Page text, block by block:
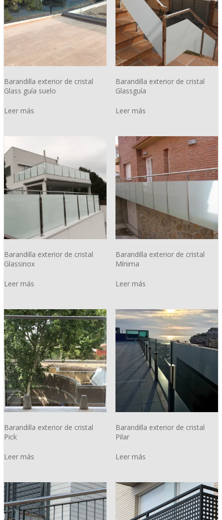
Barandilla exterior de cristal
Glass guía suelo
Leer más
Barandilla exterior de cristal
Glassguía
Leer más
Barandilla exterior de cristal
Glassinox
Leer más
Barandilla exterior de cristal
Mínima
Leer más
Barandilla exterior de cristal
Pick
Leer más
Barandilla exterior de cristal
Pilar
Leer más